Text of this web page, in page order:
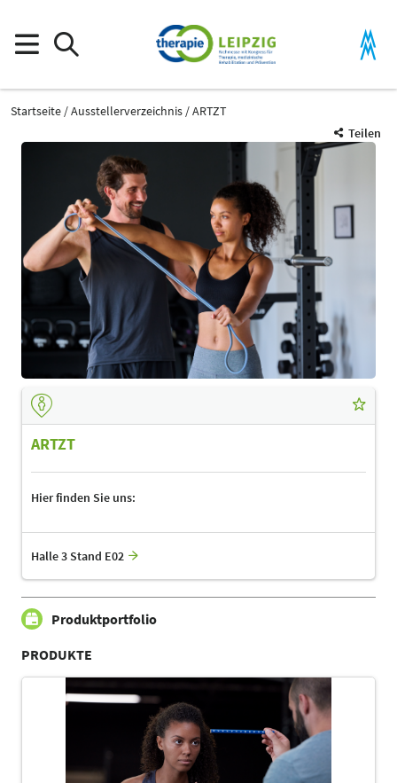
Startseite Ausstellerverzeichnis
ARTZT
Teilen
ARTZT
Hier finden Sie uns:
Halle 3 Stand E02
Produktportfolio
PRODUKTE